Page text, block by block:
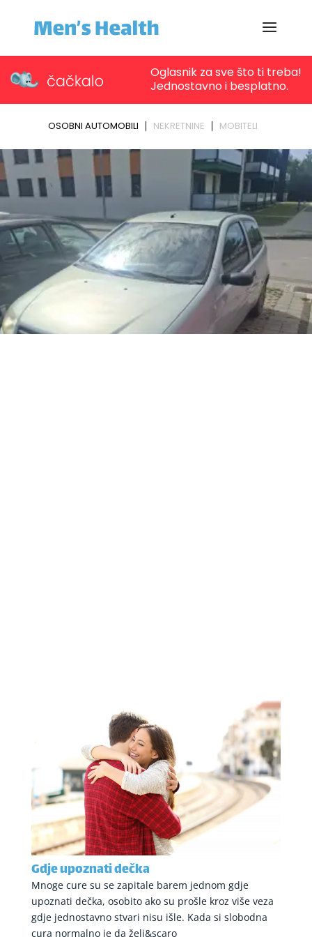
Gdje upoznati dečka
Mnoge cure su se zapitale barem jednom gdje
upoznati dečka, osobito ako su prošle kroz više veza
gdje jednostavno stvari nisu išle. Kada si slobodna
cura normalno je da želi&scaro